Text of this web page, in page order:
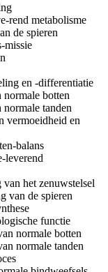
rend metabolisme
de spieren
missie
en -differentiatie
botten
tanden
vermoeidheid en
balans
leverend
het zenuwstelsel
van de spieren
functie
normale botten
normale tanden